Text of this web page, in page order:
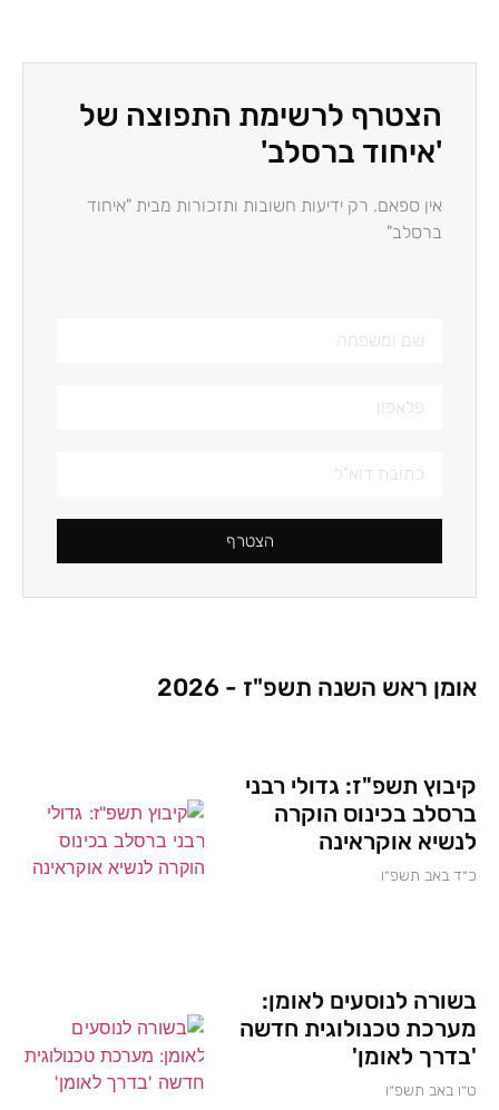
הצטרף לרשימת התפוצה של
'איחוד ברסלב'
אין ספאם. רק ידיעות חשובות ותזכורות מבית "איחוד
ברסלב"
הצטרף
אומן ראש השנה תשפ"ז - 2026
קיבוץ תשפ"ז: גדולי רבני
ברסלב בכינוס הוקרה
לנשיא אוקראינה
כ״ד באב תשפ״ו
בשורה לנוסעים לאומן:
מערכת טכנולוגית חדשה
'בדרך לאומן'
ט״ו באב תשפ״ו